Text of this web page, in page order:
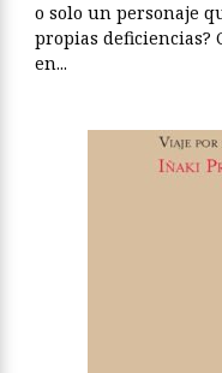
o solo un personaje
propias deficiencias?
en...